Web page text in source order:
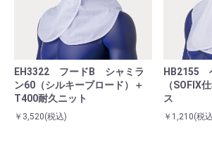
EH3322 フードB シャミラ
ン60（シルキーブロード）＋
T400耐久ニット
￥3,520(税込)
HB2155
（SOFIX
ス
￥1,210(税